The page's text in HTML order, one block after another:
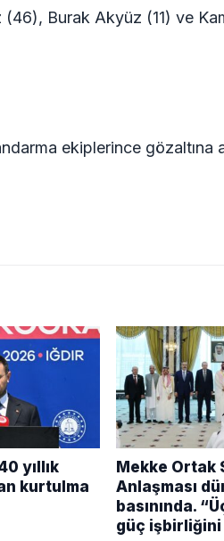
Burak Akyüz (11) ve
ekiplerince gözaltına
yıllık
kurtulma
Mekke Ortak
Anlaşması
basınında.
güç